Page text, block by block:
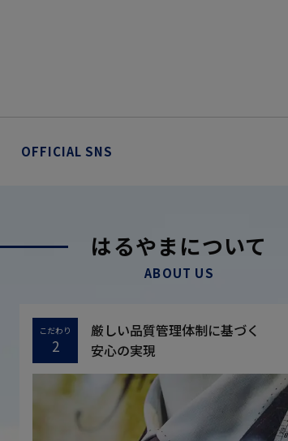
OFFICIAL SNS
はるやまについて
ABOUT US
こだわり
2
厳しい品質管理体制に基づく
安心の実現